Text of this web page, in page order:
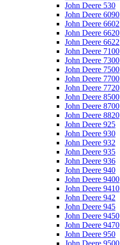
John Deere 530
John Deere 6090
John Deere 6602
John Deere 6620
John Deere 6622
John Deere 7100
John Deere 7300
John Deere 7500
John Deere 7700
John Deere 7720
John Deere 8500
John Deere 8700
John Deere 8820
John Deere 925
John Deere 930
John Deere 932
John Deere 935
John Deere 936
John Deere 940
John Deere 9400
John Deere 9410
John Deere 942
John Deere 945
John Deere 9450
John Deere 9470
John Deere 950
John Deere 9500